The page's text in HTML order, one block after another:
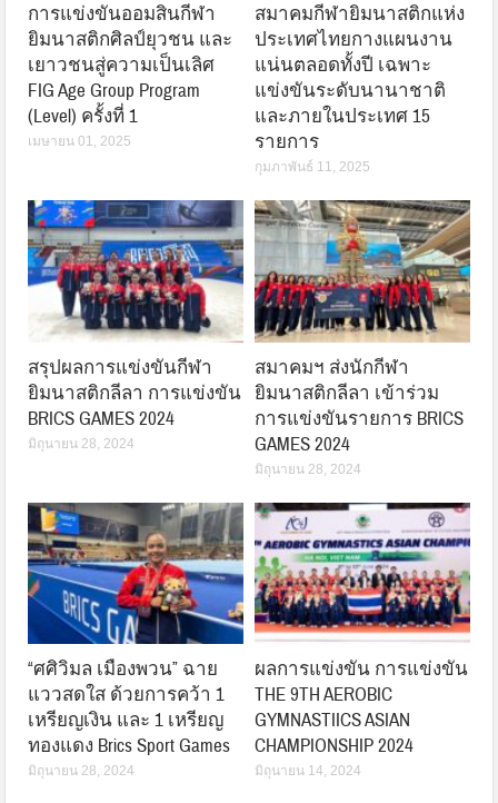
การแข่งขันออมสินกีฬา
ยิมนาสติกศิลป์ยุวชน และ
เยาวชนสู่ความเป็นเลิศ
FIG Age Group Program
(Level) ครั้งที่ 1
เมษายน 01, 2025
สมาคมกีฬายิมนาสติกแห่ง
ประเทศไทยกางแผนงาน
แน่นตลอดทั้งปี เฉพาะ
แข่งขันระดับนานาชาติ
และภายในประเทศ 15
รายการ
กุมภาพันธ์ 11, 2025
สรุปผลการแข่งขันกีฬา
ยิมนาสติกลีลา การแข่งขัน
BRICS GAMES 2024
มิถุนายน 28, 2024
สมาคมฯ ส่งนักกีฬา
ยิมนาสติกลีลา เข้าร่วม
การแข่งขันรายการ BRICS
GAMES 2024
มิถุนายน 28, 2024
“ศศิวิมล เมืองพวน” ฉาย
แววสดใส ด้วยการคว้า 1
เหรียญเงิน และ 1 เหรียญ
ทองแดง Brics Sport Games
มิถุนายน 28, 2024
ผลการแข่งขัน การแข่งขัน
THE 9TH AEROBIC
GYMNASTIICS ASIAN
CHAMPIONSHIP 2024
มิถุนายน 14, 2024